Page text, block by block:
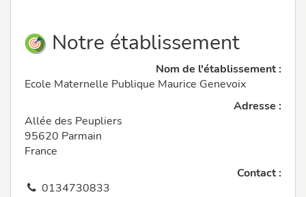
Notre établissement
Nom de l'établissement :
Ecole Maternelle Publique Maurice Genevoix
Adresse :
Allée des Peupliers
95620 Parmain
France
Contact :
0134730833